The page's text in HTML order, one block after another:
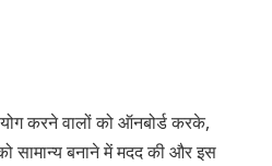
करने वालों को ऑनबोर्ड करके,
सामान्य बनाने में मदद की और इस